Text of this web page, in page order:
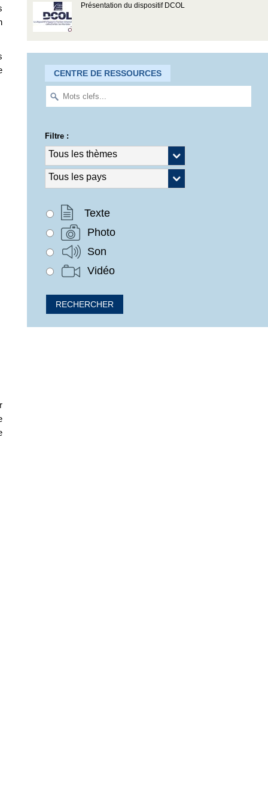
Présentation du dispositif DCOL
CENTRE DE RESSOURCES
Filtre :
Texte
Photo
Son
Vidéo